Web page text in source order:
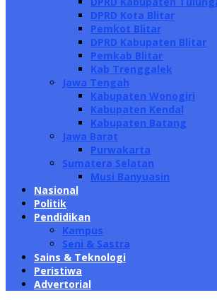
DPRD Kota Blitar
Pemkot Blitar
DPRD Kabupaten Blitar
Pemkab Blitar
Kab Trenggalek
Jawa Tengah
Kabupaten Wonogiri
Kabupaten Kendal
Kabupaten Batang
Jawa Barat
Purwakarta
Sumatera Selatan
Musi Banyuasin
Nasional
Politik
Pendidikan
Kampus
Seni & Sastra
Sains & Teknologi
Peristiwa
Advertorial